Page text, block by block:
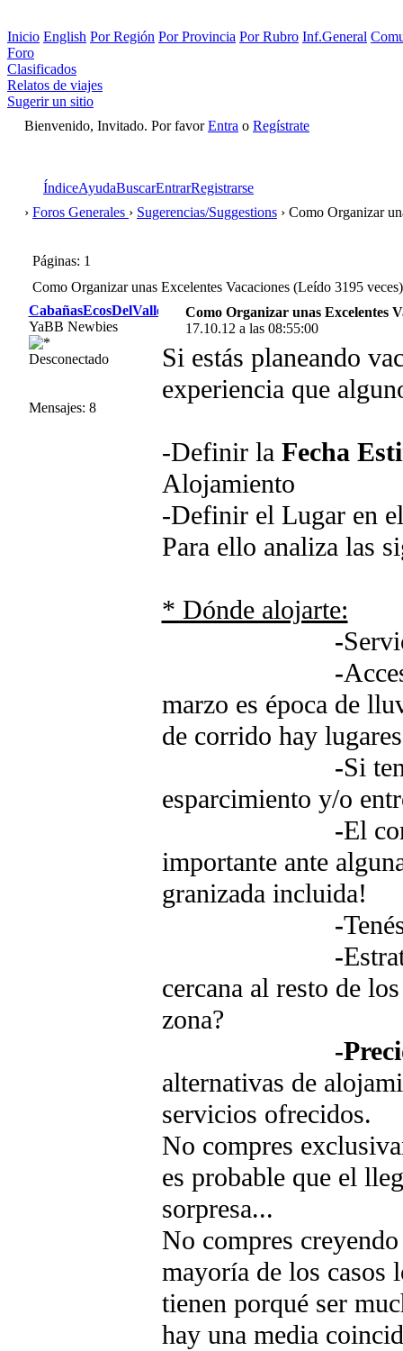
Inicio English Por Región Por Provincia Por Rubro Inf.General
Foro
Clasificados
Relatos de viajes
Sugerir un sitio
Bienvenido, Invitado. Por favorEntra o Regístrate
ÍndiceAyudaBuscarEntrarRegistrarse
› Foros Generales › Sugerencias/Suggestions › Como Organizar
Páginas: 1
Como Organizar unas Excelentes Vacaciones (Leído 3195 veces)
CabañasEcosDelValle
YaBB Newbies
Desconectado
Mensajes: 8
Como Organizar unas Excelentes
17.10.12 a las 08:55:00
Si estás planeando
experiencia que
-Definir la Fecha
Alojamiento
-Definir el Lugar en
Para ello analiza las
* Dónde alojarte:
-
-
marzo es época de
de corrido hay
-Si
esparcimiento y/o
-El
importante ante
granizada incluida!
-
-
cercana al resto de
zona?
-
alternativas de
servicios ofrecidos.
No compres
es probable que el
sorpresa...
No compres
mayoría de los casos
tienen porqué ser
hay una media